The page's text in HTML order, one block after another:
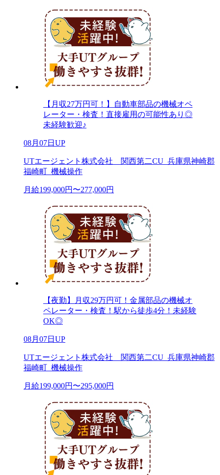
【月収27万円可！】自動車部品の機械オペ
レーター・検査！直接雇用の可能性あり◎
未経験歓迎♪
08月07日UP
UTエージェント株式会社 関西第二CU_兵庫県神崎郡
福崎町_機械操作
月給199,000円〜277,000円
【夜勤】月収29万円可！金属部品の機械オ
ペレーター・検査！駅から徒歩4分！未経験
OK◎
08月07日UP
UTエージェント株式会社 関西第二CU_兵庫県神崎郡
福崎町_機械操作
月給199,000円〜295,000円